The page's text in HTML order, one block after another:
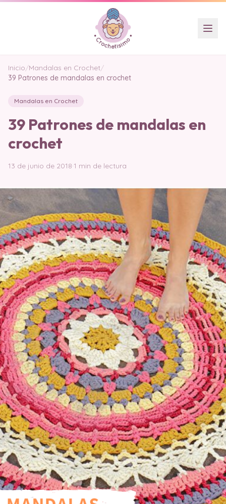
Inicio/Mandalas en Crochet/
39 Patrones de mandalas en crochet
Mandalas en Crochet
39 Patrones de mandalas en
crochet
13 de junio de 2018·1 min de lectura